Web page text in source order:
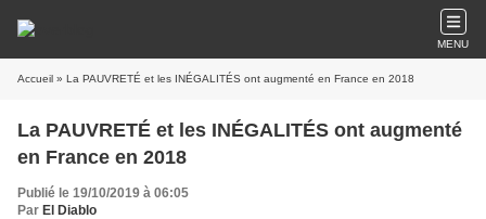
MENU
Accueil » La PAUVRETÉ et les INÉGALITÉS ont augmenté en France en 2018
La PAUVRETÉ et les INÉGALITÉS ont augmenté
en France en 2018
Publié le 19/10/2019 à 06:05
Par El Diablo